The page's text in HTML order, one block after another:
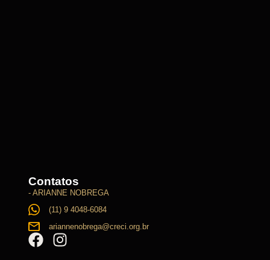
Contatos
- ARIANNE NOBREGA
(11) 9 4048-6084
ariannenobrega@creci.org.br